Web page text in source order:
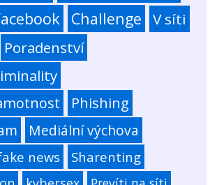
Challenge
V síti
Poradenství
Phishing
Mediální výchova
news Sharenting